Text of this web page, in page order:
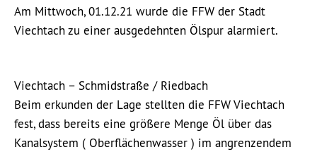
Am Mittwoch, 01.12.21 wurde die FFW der Stadt
Viechtach zu einer ausgedehnten Ölspur alarmiert.
Viechtach – Schmidstraße / Riedbach
Beim erkunden der Lage stellten die FFW Viechtach
fest, dass bereits eine größere Menge Öl über das
Kanalsystem ( Oberflächenwasser ) im angrenzendem